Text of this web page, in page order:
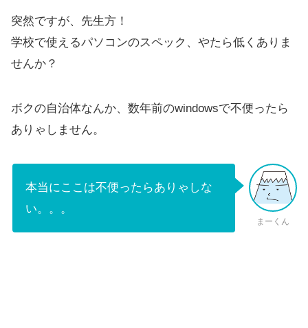
突然ですが、先生方！
学校で使えるパソコンのスペック、やたら低くありま
せんか？
ボクの自治体なんか、数年前のwindowsで不便ったら
ありゃしません。
本当にここは不便ったらありゃしな
い。。。
まーくん